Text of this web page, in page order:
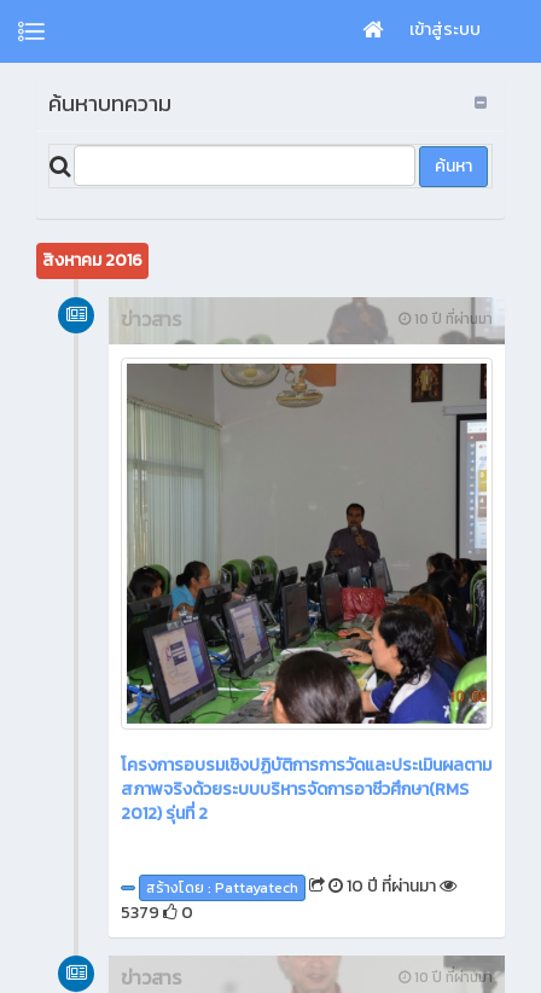
เข้าสู่ระบบ
ค้นหาบทความ
สิงหาคม 2016
10 ปี ที่ผ่านมา
ข่าวสาร
โครงการอบรมเชิงปฏิบัติการการวัดและประเมินผลตาม
สภาพจริงด้วยระบบบริหารจัดการอาชีวศึกษา(RMS
2012) รุ่นที่ 2
สร้างโดย : Pattayatech
10 ปี ที่ผ่านมา
5379
0
10 ปี ที่ผ่านมา
ข่าวสาร